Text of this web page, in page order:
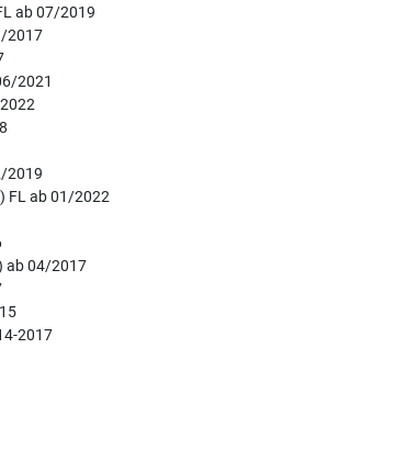
ab 07/2019
2017
2021
2019
FL ab 01/2022
ab 04/2017
2017